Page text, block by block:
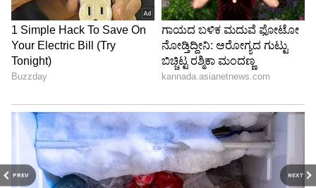
PREV NEXT
ಇನ್ನೊಬ್ಬರು, 'ಇಷ್ಟೊಂದು ಬಾಡಿಗೆ ಕಟ್ಟಿ, ಲಿಫ್ಟ್ ಮತ್ತು ನೀರಿನ
ಸಮಸ್ಯೆ ಎದುರಿಸುವುದೇ ನಿಜವಾದ ಮುಂಬೈ ಲೈಫ್'
ಎಂದಿದ್ದಾರೆ. ಮತ್ತೊಬ್ಬರು, 'ದಿನವಿಡೀ ದುಡಿದು ಬಂದು 30
ಮಹಡಿ ಮೆಟ್ಟಿಲು ಹತ್ತುವುದು ಶಿಕ್ಷೆಯಂತೆ ಇದೆಯೇ ಹೊರತು,
ಮಾಡಿದ್ದಾರೆ.